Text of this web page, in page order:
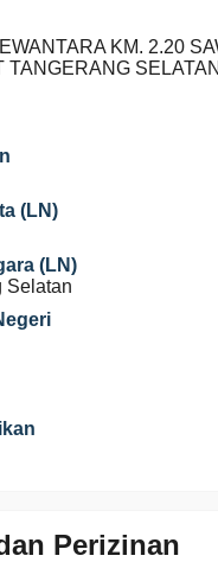
KM. 2.20
TANGERANG SELATAN
(LN)
(LN)
Selatan
Perizinan